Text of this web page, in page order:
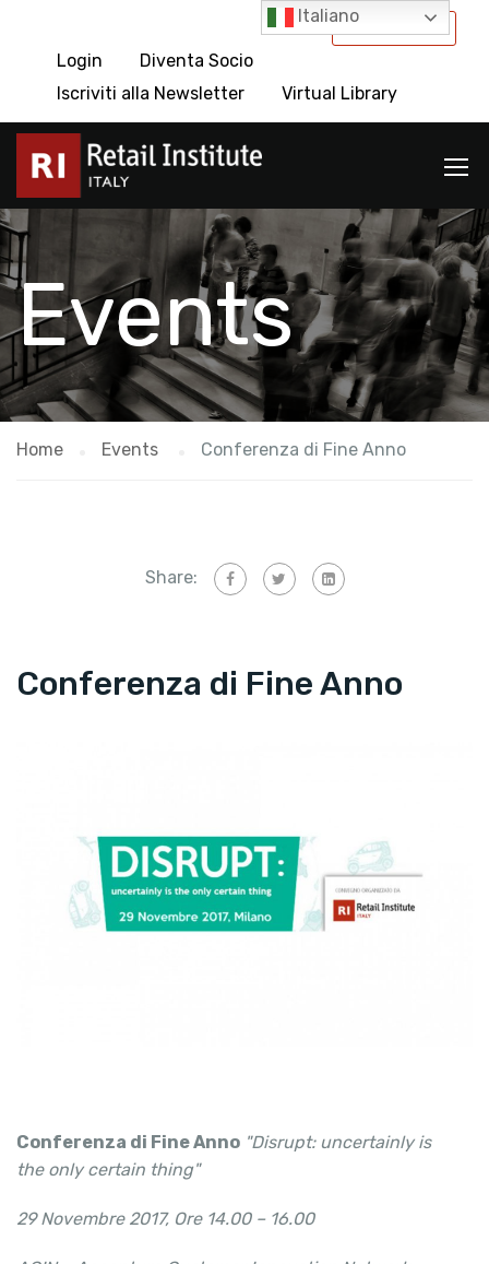
International
Login
Diventa Socio
Iscriviti alla Newsletter
Virtual Library
Events
Home Events Conferenza di Fine Anno
Share:
Conferenza di Fine Anno
Conferenza di Fine Anno "Disrupt: uncertainly is
the only certain thing"
29 Novembre 2017, Ore 14.00 – 16.00
Italiano